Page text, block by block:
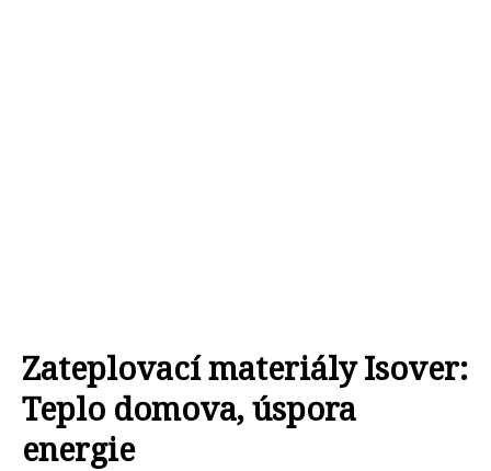
Zateplovací materiály Isover:
Teplo domova, úspora
energie